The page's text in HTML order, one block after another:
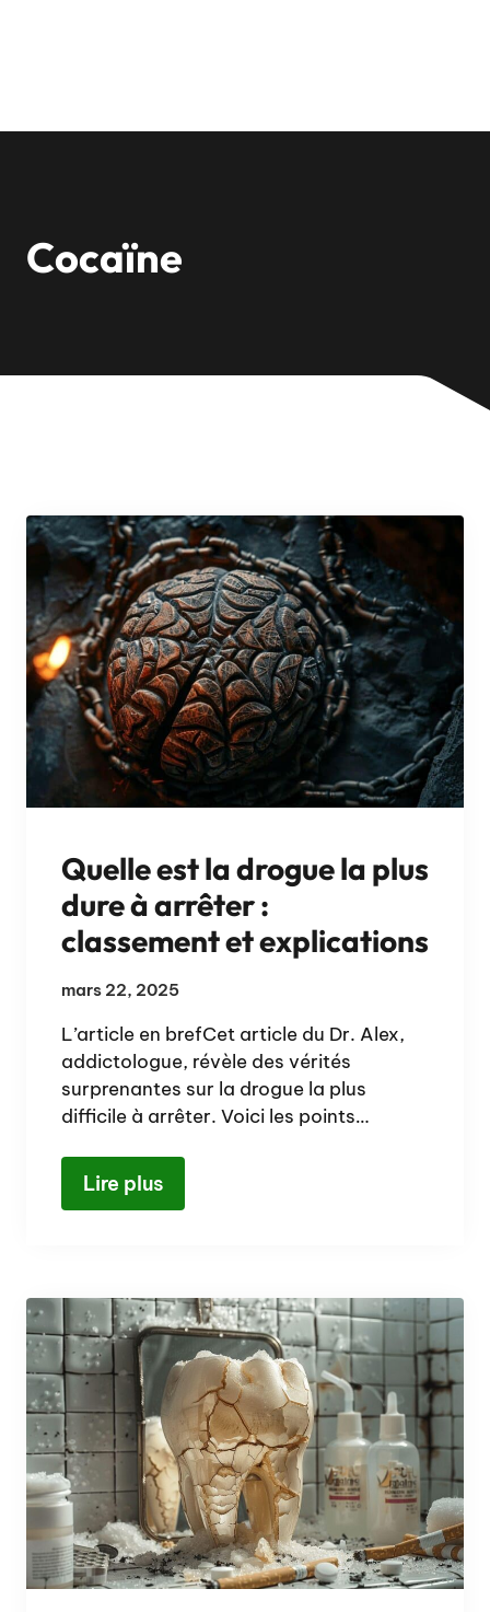
Cocaïne
Quelle est la drogue la plus
dure à arrêter :
classement et explications
mars 22, 2025
L’article en brefCet article du Dr. Alex,
addictologue, révèle des vérités
surprenantes sur la drogue la plus
difficile à arrêter. Voici les points…
Lire plus